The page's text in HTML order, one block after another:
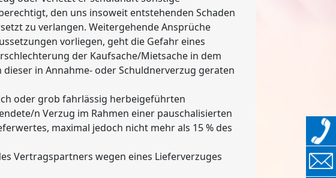
den uns insoweit entstehenden Schaden
zu verlangen. Weitergehende Ansprüche
vorliegen, geht die Gefahr eines
der Kaufsache/Mietsache in dem
in Annahme- oder Schuldnerverzug geraten
oder grob fahrlässig herbeigeführten
n Verzug im Rahmen einer pauschalisierten
maximal jedoch nicht mehr als 15 % des
Vertragspartners wegen eines Lieferverzuges